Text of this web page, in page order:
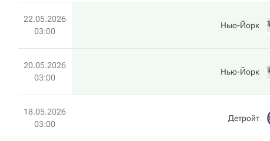
22.05.2026
03:00
Нью-Йорк
20.05.2026
03:00
Нью-Йорк
18.05.2026
03:00
Детройт